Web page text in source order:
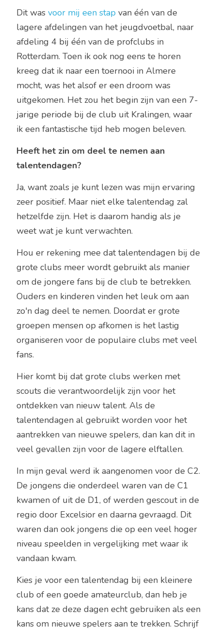
Dit was voor mij een stap van één van de
lagere afdelingen van het jeugdvoetbal, naar
afdeling 4 bij één van de profclubs in
Rotterdam. Toen ik ook nog eens te horen
kreeg dat ik naar een toernooi in Almere
mocht, was het alsof er een droom was
uitgekomen. Het zou het begin zijn van een 7-
jarige periode bij de club uit Kralingen, waar
ik een fantastische tijd heb mogen beleven.
Heeft het zin om deel te nemen aan
talentendagen?
Ja, want zoals je kunt lezen was mijn ervaring
zeer positief. Maar niet elke talentendag zal
hetzelfde zijn. Het is daarom handig als je
weet wat je kunt verwachten.
Hou er rekening mee dat talentendagen bij de
grote clubs meer wordt gebruikt als manier
om de jongere fans bij de club te betrekken.
Ouders en kinderen vinden het leuk om aan
zo'n dag deel te nemen. Doordat er grote
groepen mensen op afkomen is het lastig
organiseren voor de populaire clubs met veel
fans.
Hier komt bij dat grote clubs werken met
scouts die verantwoordelijk zijn voor het
ontdekken van nieuw talent. Als de
talentendagen al gebruikt worden voor het
aantrekken van nieuwe spelers, dan kan dit in
veel gevallen zijn voor de lagere elftallen.
In mijn geval werd ik aangenomen voor de C2.
De jongens die onderdeel waren van de C1
kwamen of uit de D1, of werden gescout in de
regio door Excelsior en daarna gevraagd. Dit
waren dan ook jongens die op een veel hoger
niveau speelden in vergelijking met waar ik
vandaan kwam.
Kies je voor een talentendag bij een kleinere
club of een goede amateurclub, dan heb je
kans dat ze deze dagen echt gebruiken als een
kans om nieuwe spelers aan te trekken. Schrijf